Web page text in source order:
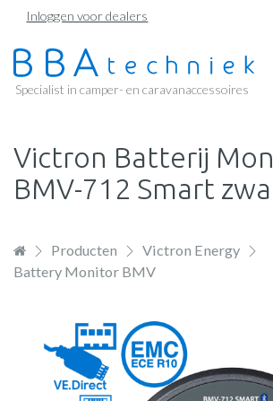
Overslaan
naar
de
Inloggen voor dealers
Specialist in camper- en caravanaccessoires
Victron Batterij
BMV-712 Smart
Producten
Victron Energy
Battery Monitor BMV